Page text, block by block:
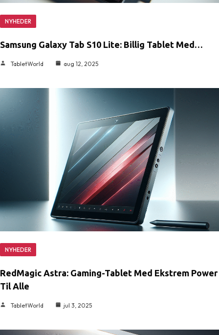
NYHEDER
Samsung Galaxy Tab S10 Lite: Billig Tablet Med…
TabletWorld aug 12, 2025
NYHEDER
RedMagic Astra: Gaming-Tablet Med Ekstrem Power
Til Alle
TabletWorld jul 3, 2025